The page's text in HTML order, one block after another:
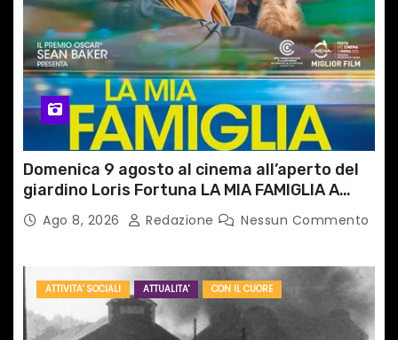
Domenica 9 agosto al cinema all’aperto del
giardino Loris Fortuna LA MIA FAMIGLIA A
TAIPEIAgo 8, 2026 Redazione Nessun Commento
ATTIVITA' SOCIALI ATTUALITA' CON IL CUORE